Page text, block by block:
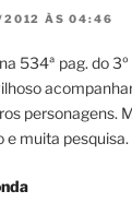
ÀS 04:46
534ª pag. do
personagens.
e muita